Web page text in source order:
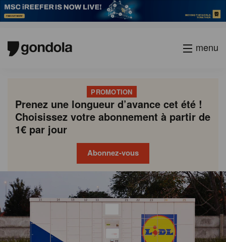
menu
PROMOTION
Prenez une longueur d’avance cet été !
Choisissez votre abonnement à partir de
1€ par jour
Abonnez-vous
Gondola
academy
Gondola
society